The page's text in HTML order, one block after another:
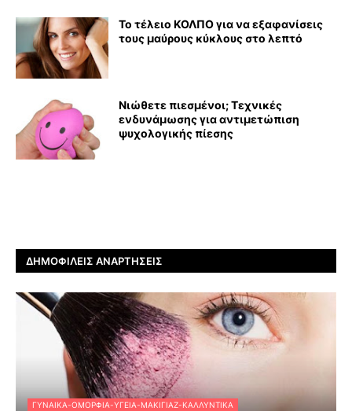
Το τέλειο ΚΟΛΠΟ για να εξαφανίσεις
τους μαύρους κύκλους στο λεπτό
Νιώθετε πιεσμένοι; Τεχνικές
ενδυνάμωσης για αντιμετώπιση
ψυχολογικής πίεσης
ΔΗΜΟΦΙΛΕΊΣ ΑΝΑΡΤΉΣΕΙΣ
ΓΥΝΑΊΚΑ-ΟΜΟΡΦΙΆ-ΥΓΕΊΑ-ΜΑΚΙΓΙΆΖ-ΚΑΛΛΥΝΤΙΚΆ